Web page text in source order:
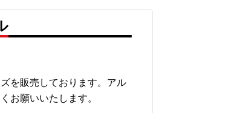
を販売しております。アル
お願いいたします。